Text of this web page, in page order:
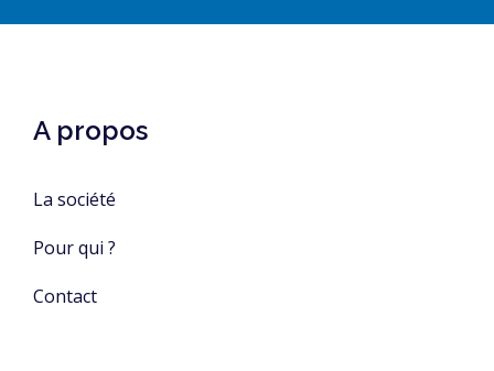
A propos
La société
Pour qui ?
Contact